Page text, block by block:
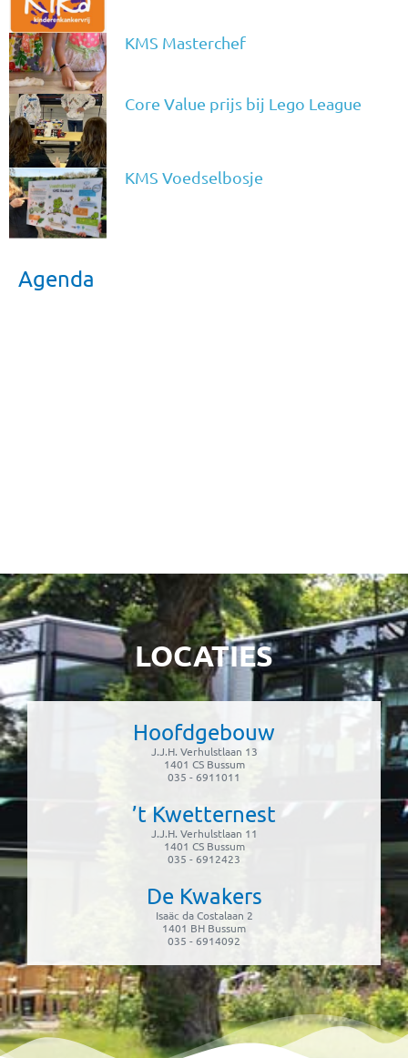
KMS Masterchef
Core Value prijs bij Lego League
KMS Voedselbosje
Agenda
LOCATIES
Hoofdgebouw
J.J.H. Verhulstlaan 13
1401 CS Bussum
035 - 6911011
’t Kwetternest
J.J.H. Verhulstlaan 11
1401 CS Bussum
035 - 6912423
De Kwakers
Isaäc da Costalaan 2
1401 BH Bussum
035 - 6914092